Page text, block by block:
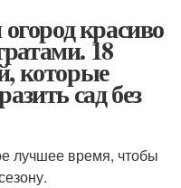
красиво
18
которые
сад без
лучшее время, чтобы